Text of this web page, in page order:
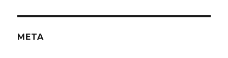
anzeigenanzeigen
META